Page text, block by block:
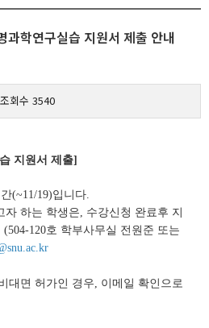
학연구실습 지원서 제출 안내
조회수 3540
지원서 제출]
(~11/19)입니다.
하는 학생은, 수강신청 완료후 지
120호 학부사무실 전원준 또는
대면 허가인 경우, 이메일 확인으로